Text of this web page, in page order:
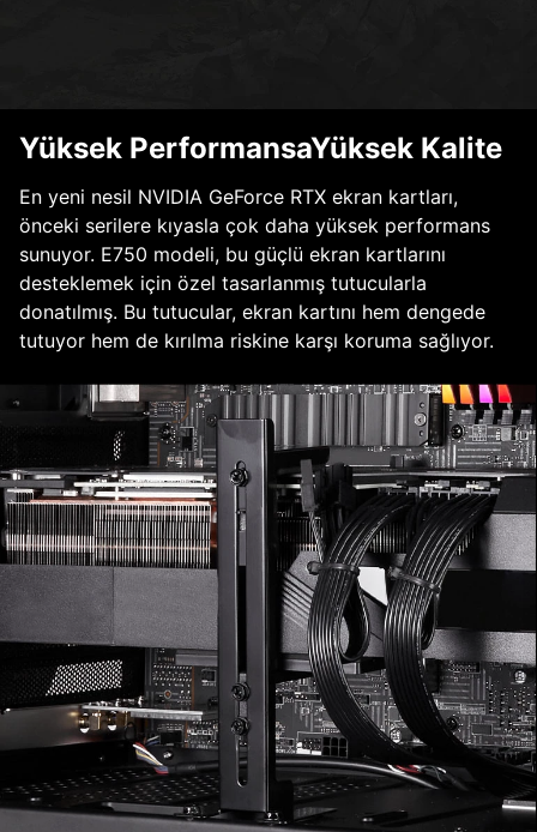
Yüksek PerformansaYüksek Kalite
En yeni nesil NVIDIA GeForce RTX ekran kartları,
önceki serilere kıyasla çok daha yüksek performans
sunuyor. E750 modeli, bu güçlü ekran kartlarını
desteklemek için özel tasarlanmış tutucularla
donatılmış. Bu tutucular, ekran kartını hem dengede
tutuyor hem de kırılma riskine karşı koruma sağlıyor.